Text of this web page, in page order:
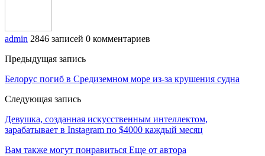
admin 2846 записей 0 комментариев
Предыдущая запись
Белорус погиб в Средиземном море из-за крушения судна
Следующая запись
Девушка, созданная искусственным интеллектом,
зарабатывает в Instagram по $4000 каждый месяц
Вам также могут понравиться Еще от автора